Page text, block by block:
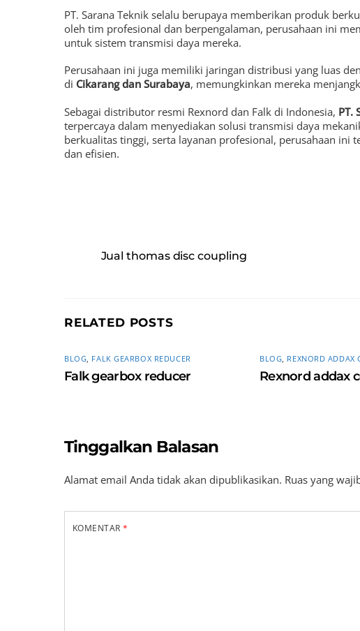
PT. Sarana Teknik selalu berupaya memberikan produk
oleh tim profesional dan berpengalaman, perusahaan ini
untuk sistem transmisi daya mereka.
Perusahaan ini juga memiliki jaringan distribusi yang luas
di Cikarang dan Surabaya, memungkinkan mereka
Sebagai distributor resmi Rexnord dan Falk di Indonesia, PT.
terpercaya dalam menyediakan solusi transmisi daya
berkualitas tinggi, serta layanan profesional, perusahaan
dan efisien.
Jual thomas disc coupling
RELATED POSTS
BLOG FALK GEARBOX REDUCER
Falk gearbox reducer
BLOG REXNORD ADDAX
Rexnord addax
Tinggalkan Balasan
Alamat email Anda tidak akan dipublikasikan. Ruas yang
KOMENTAR*